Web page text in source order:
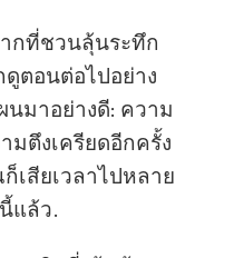
กที่ชวนลุ้นระทึก
ตอนต่อไปอย่าง
นมาอย่างดี: ความ
มตึงเครียดอีกครั้ง
สียเวลาไปหลาย
แล้ว.